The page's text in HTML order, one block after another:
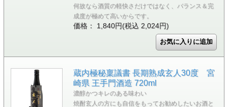
何故なら酒質の軽快さだけではなく、バランス＆完
成度が極めて高いからです。
価格： 1,840円(税込 2,024円)
蔵内極秘稟議書 長期熟成玄人30度 宮
崎県 王手門酒造 720ml
濃醇かつキレのある味わい
焼酎玄人の方にも自信をもってお勧めしたいお酒と